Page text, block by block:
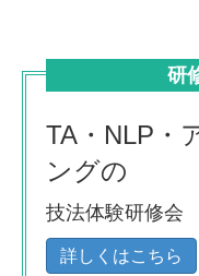
研
TA・NLP・
ングの
技法体験研修会
詳しくはこちら